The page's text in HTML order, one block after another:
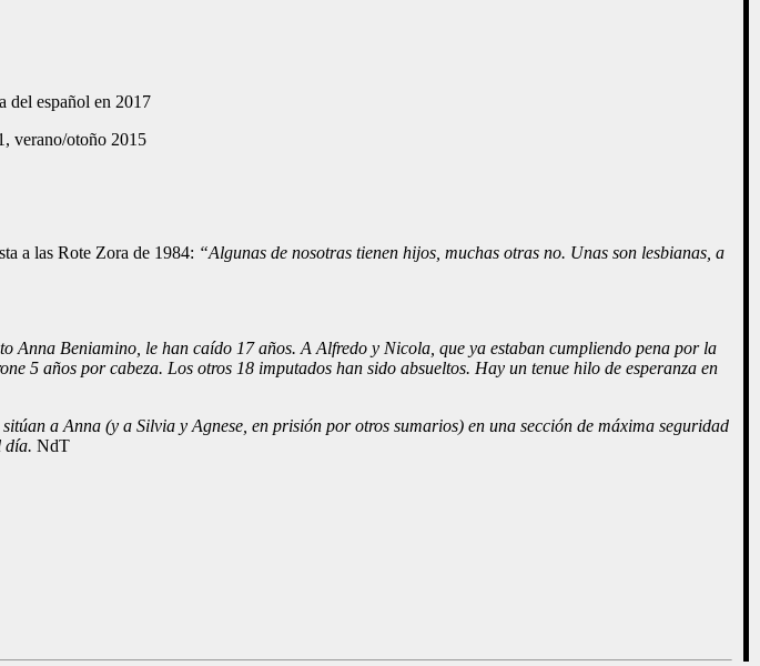
del español en 2017
verano/otoño 2015
a las Rote Zora de 1984: “Algunas de nosotras tienen hijos, muchas otras no. Unas son lesbianas, a
Anna Beniamino, le han caído 17 años. A Alfredo y Nicola, que ya estaban cumpliendo pena por la
5 años por cabeza. Los otros 18 imputados han sido absueltos. Hay un tenue hilo de esperanza en
a Anna (y a Silvia y Agnese, en prisión por otros sumarios) en una sección de máxima seguridad
día.NdT